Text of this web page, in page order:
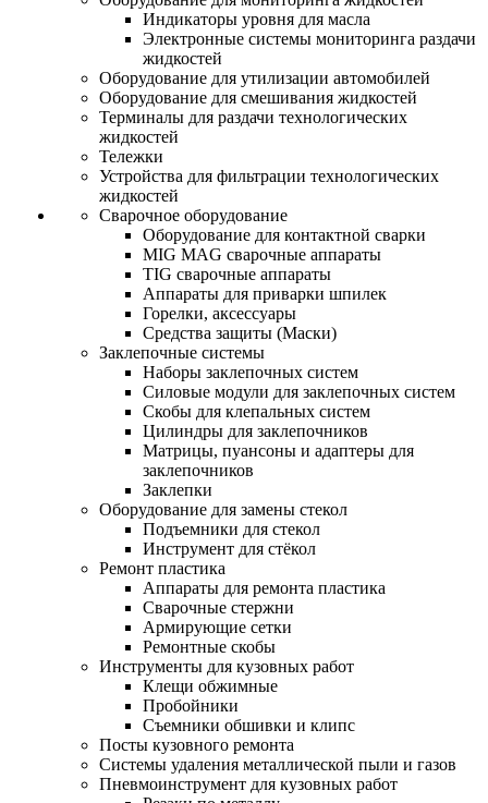
Индикаторы уровня для масла
Электронные системы мониторинга раздачи
жидкостей
Оборудование для утилизации автомобилей
Оборудование для смешивания жидкостей
Терминалы для раздачи технологических
жидкостей
Тележки
Устройства для фильтрации технологических
жидкостей
Сварочное оборудование
Оборудование для контактной сварки
MIG MAG сварочные аппараты
TIG сварочные аппараты
Аппараты для приварки шпилек
Горелки, аксессуары
Средства защиты (Маски)
Заклепочные системы
Наборы заклепочных систем
Силовые модули для заклепочных систем
Скобы для клепальных систем
Цилиндры для заклепочников
Матрицы, пуансоны и адаптеры для
заклепочников
Заклепки
Оборудование для замены стекол
Подъемники для стекол
Инструмент для стёкол
Ремонт пластика
Аппараты для ремонта пластика
Сварочные стержни
Армирующие сетки
Ремонтные скобы
Инструменты для кузовных работ
Клещи обжимные
Пробойники
Съемники обшивки и клипс
Посты кузовного ремонта
Системы удаления металлической пыли и газов
Пневмоинструмент для кузовных работ